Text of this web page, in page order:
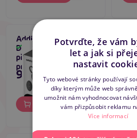
Addicted Toys Up and
Down Prostatic Ring,
přirážející masér
prostaty
Skladem
995 Kč
Do košíku
Up
1
Potvrďte, že vám
let a jak si
nastavit
Tyto webové stránky používají
díky kterým může web
umožnit nám vyhodnocovat
vám přizpůsobit reklamu
Více informací